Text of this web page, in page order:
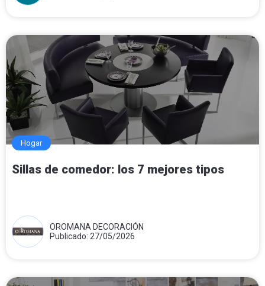
Hogar
Sillas de comedor: los 7 mejores tipos
OROMANA DECORACIÓN
Publicado: 27/05/2026